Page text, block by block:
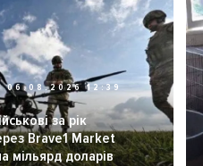
06.08.2026 12:39
за рік
Brave1 Market
мільярд доларів